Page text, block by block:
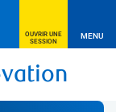
OUVRIR UNE
SESSION
MENU